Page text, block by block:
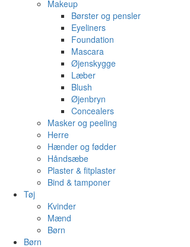
Makeup
Børster og pensler
Eyeliners
Foundation
Mascara
Øjenskygge
Læber
Blush
Øjenbryn
Concealers
Masker og peeling
Herre
Hænder og fødder
Håndsæbe
Plaster & fitplaster
Bind & tamponer
Tøj
Kvinder
Mænd
Børn
Børn